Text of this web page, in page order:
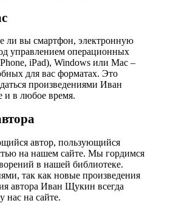
ли вы смартфон, электронную
управлением операционных
iPad), Windows или Mac –
для вас форматах. Это
произведениями Иван
в любое время.
автор, пользующийся
на нашем сайте. Мы гордимся
в нашей библиотеке.
так как новые произведения
автора Иван Щукин всегда
нас на сайте.